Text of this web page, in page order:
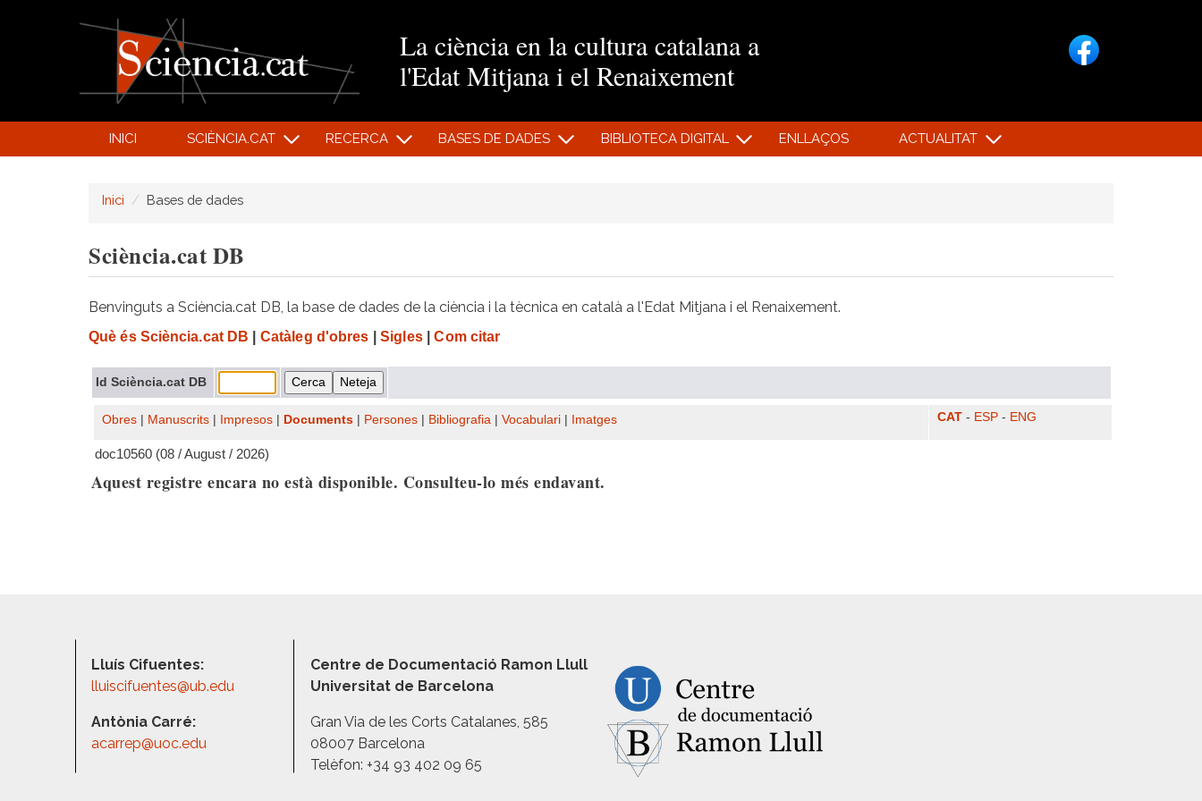
La ciència en la cultura catalana a
l'Edat Mitjana i el Renaixement
INICI SCIÈNCIA.CAT RECERCA BASES DE DADES BIBLIOTECA DIGITAL ENLLAÇOS ACTUALITAT
Inici Bases de dades
Sciència.cat DB
Benvinguts a Sciència.cat DB, la base de dades de la ciència i la tècnica en català a l'Edat Mitjana i el Renaixement.
Què és Sciència.cat DB Catàleg d'obres Sigles| Com citar
Id Sciència.cat DB
Obres Manuscrits Impresos Documents Persones Bibliografia Vocabulari Imatges CAT - ESP - ENG
doc10560 (08 / August / 2026)
Aquest registre encara no està disponible. Consulteu-lo més endavant.
Lluís Cifuentes:
lluiscifuentes@ub.edu
Antònia Carré:
acarrep@uoc.edu
Centre de Documentació Ramon Llull
Universitat de Barcelona
Gran Via de les Corts Catalanes, 585
08007 Barcelona
Telèfon: +34 93 402 09 65